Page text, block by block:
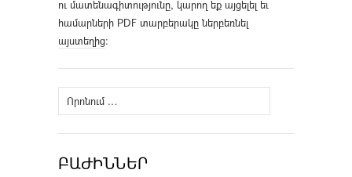
ու մատենագիտությունը, կարող եք այցելել եւ
համարների PDF տարբերակը ներբեռնել
այստեղից։
Որոնել՝
ԲԱԺԻՆՆԵՐ